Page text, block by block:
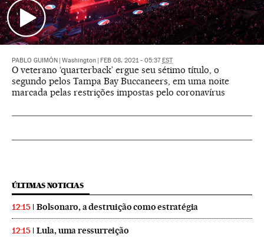
PABLO GUIMÓN Washington FEB 08, 2021 - 05:37 EST
O veterano ‘quarterback’ ergue seu sétimo título, o
segundo pelos Tampa Bay Buccaneers, em uma noite
marcada pelas restrições impostas pelo coronavírus
ÚLTIMAS NOTICIAS
12:15 Bolsonaro, a destruição como estratégia
12:15 Lula, uma ressurreição